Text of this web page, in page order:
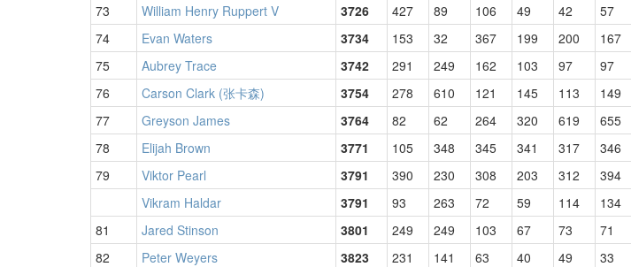
73
William Henry Ruppert V 3726 427 89 106 49 42 57
74
Evan Waters 3734 153 32 367 199 200 167
75
Aubrey Trace 3742 291 249 162 103 97 97
76
Carson Clark (张卡森) 3754 278 610 121 145 113 149
77
Greyson James 3764 82 62 264 320 619 655
78
Elijah Brown 3771 105 348 345 341 317 346
79
Viktor Pearl 3791 390 230 308 203 312 394
Vikram Haldar
3791 93 263 72 59 114 134
81
Jared Stinson 3801 249 249 103 67 73 71
82
Peter Weyers 3823 231 141 63 40 49 33